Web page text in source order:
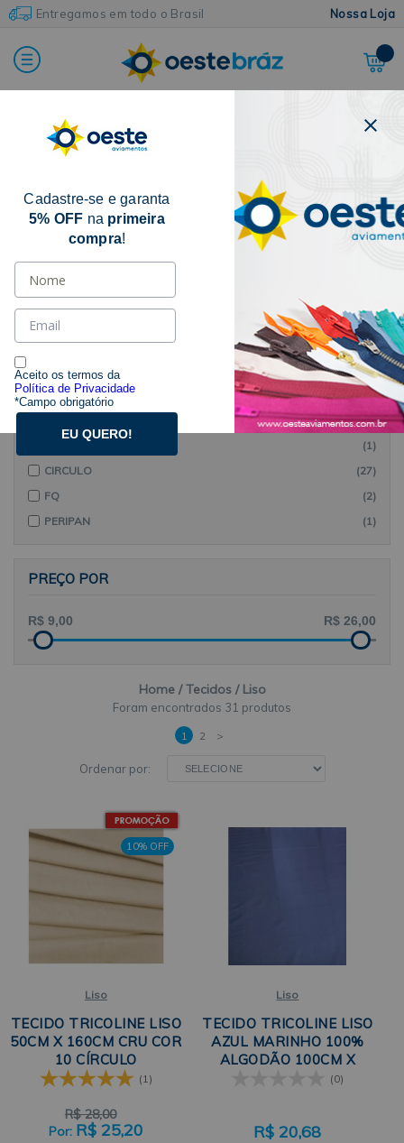
Entregamos em todo o Brasil Nossa Loja
TAMANHO
CATEGORIA
(31)
MARCAS
CALDEIRA
(1)
CIRCULO
(27)
FQ
(2)
PERIPAN
(1)
PREÇO POR
Home Tecidos Liso
31 produtos
Ordenar por:
1 2 >
10% OFF
Liso
TECIDO TRICOLINE LISO
50CM X 160CM CRU COR
10 CÍRCULO
(1)
R$ 28,00
R$ 25,20
Liso
TECIDO TRICOLINE LISO
AZUL MARINHO 100%
ALGODÃO 100CM X
(0)
R$ 20,68
Cadastre-se e garanta
5% OFF na primeira
compra!
Aceito os termos da
Política de Privacidade
*Campo obrigatório
EU QUERO!